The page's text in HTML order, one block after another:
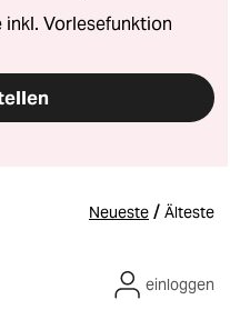
Vorlesefunktion
Neueste / Älteste
einloggen